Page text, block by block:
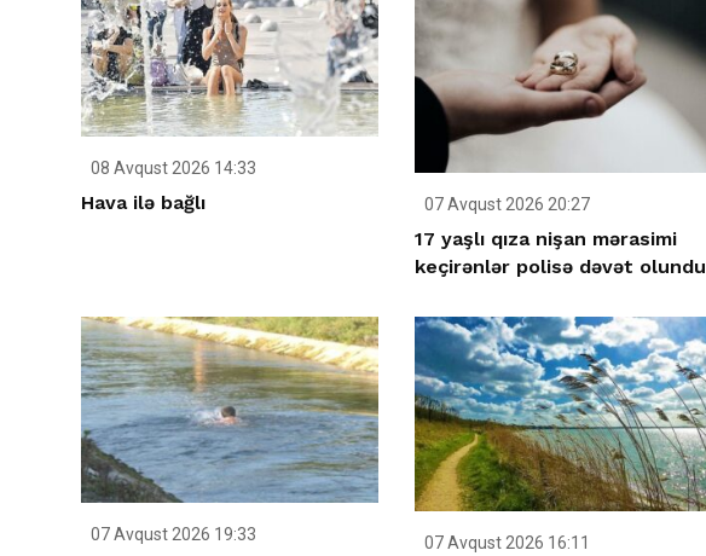
08 Avqust 2026 14:33
Hava ilə bağlı 07 Avqust 2026 20:27
17 yaşlı qıza nişan mərasimi
keçirənlər polisə dəvət olundu
07 Avqust 2026 19:33 07 Avqust 2026 16:11